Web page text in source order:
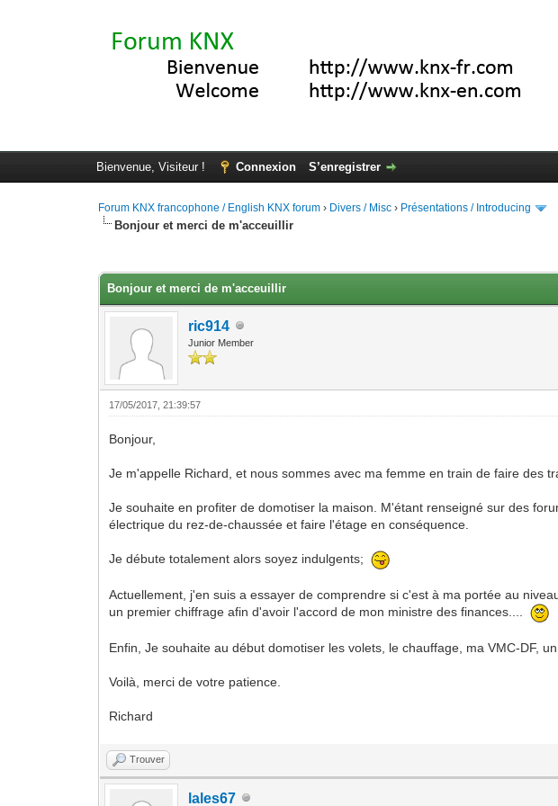
Bienvenue, Visiteur ! Connexion S’enregistrer
Forum KNX francophone / English KNX forum › Divers / Misc › Présentations / Introducing
Bonjour et merci de m'acceuillir
Bonjour et merci de m'acceuillir
ric914
Junior Member
17/05/2017, 21:39:57
Bonjour,
Je m'appelle Richard, et nous sommes avec ma femme en train de faire des
Je souhaite en profiter de domotiser la maison. M'étant renseigné sur des
électrique du rez-de-chaussée et faire l'étage en conséquence.
Je débute totalement alors soyez indulgents;
Actuellement, j'en suis a essayer de comprendre si c'est à ma portée au
un premier chiffrage afin d'avoir l'accord de mon ministre des finances....
Enfin, Je souhaite au début domotiser les volets, le chauffage, ma VMC-DF,
Voilà, merci de votre patience.
Richard
Trouver
lales67